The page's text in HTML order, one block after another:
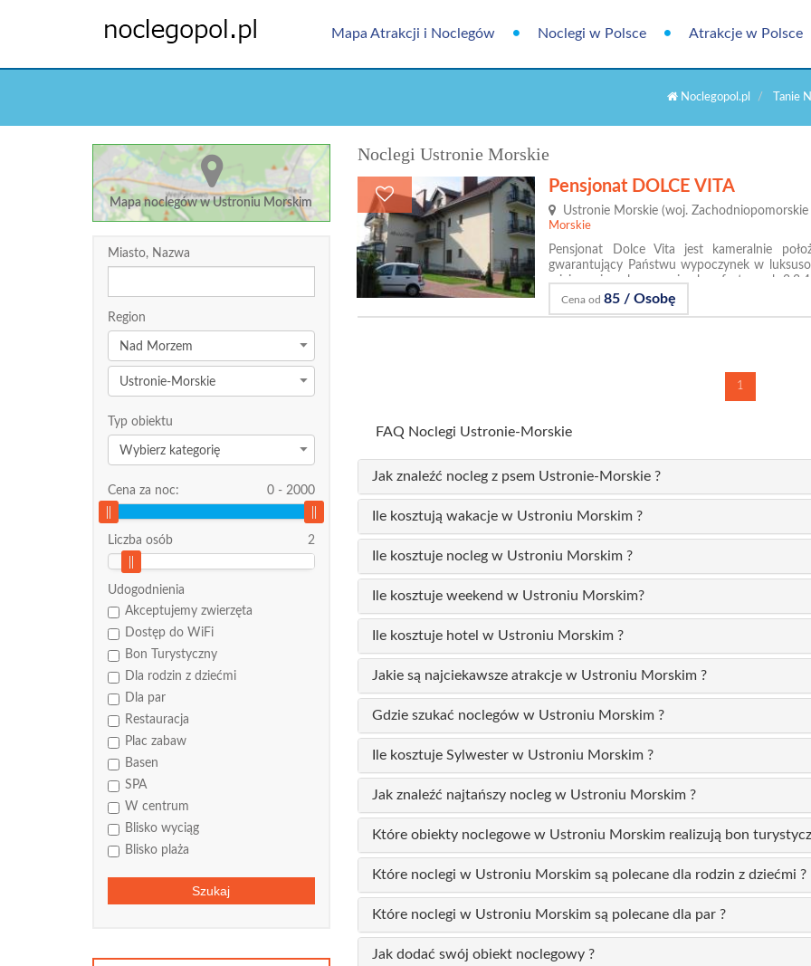
Mapa Atrakcji i Noclegów Noclegi w Polsce Atrakcje w Polsce
Noclegopol.pl Tanie
Mapa noclegów w Ustroniu Morskim
Miasto, Nazwa
Region
Nad Morzem
Ustronie-Morskie
Typ obiektu
Wybierz kategorię
Cena za noc: 0- 2000
Liczba osób 2
Udogodnienia
Akceptujemy zwierzęta
Dostęp do WiFi
Bon Turystyczny
Dla rodzin z dziećmi
Dla par
Restauracja
Plac zabaw
Basen
SPA
W centrum
Blisko wyciąg
Blisko plaża
Szukaj
Noclegi Ustronie Morskie
Pensjonat DOLCE VITA
Ustronie Morskie (woj.
Morskie
Pensjonat Dolce Vita jest kameralnie
gwarantujący Państwu wypoczynek w
miejscami noclegowymi w komfortowych
Cena od85 / Osobę
1
FAQ Noclegi Ustronie-Morskie
Jak znaleźć nocleg z psem Ustronie-Morskie ?
Ile kosztują wakacje w Ustroniu Morskim ?
Ile kosztuje nocleg w Ustroniu Morskim ?
Ile kosztuje weekend w Ustroniu Morskim?
Ile kosztuje hotel w Ustroniu Morskim ?
Jakie są najciekawsze atrakcje w Ustroniu Morskim ?
Gdzie szukać noclegów w Ustroniu Morskim ?
Ile kosztuje Sylwester w Ustroniu Morskim ?
Jak znaleźć najtańszy nocleg w Ustroniu Morskim ?
Które obiekty noclegowe w Ustroniu Morskim realizują bon
Które noclegi w Ustroniu Morskim są polecane dla rodzin z dziećmi ?
Które noclegi w Ustroniu Morskim są polecane dla par ?
Jak dodać swój obiekt noclegowy ?